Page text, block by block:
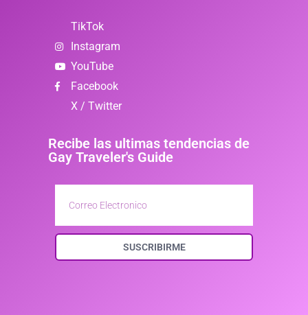
TikTok
Instagram
YouTube
Facebook
X / Twitter
Recibe las ultimas tendencias de
Gay Traveler's Guide
SUSCRIBIRME